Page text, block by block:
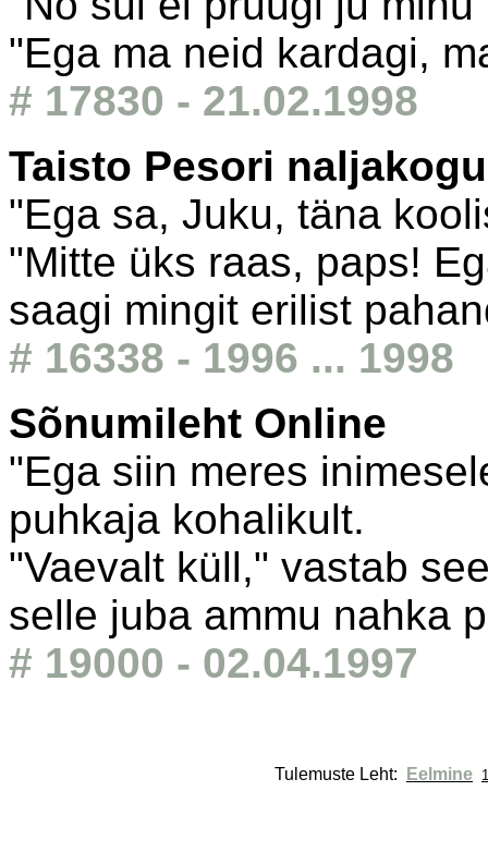
"Ega ma neid kardagi,
# 17830 - 21.02.1998
Taisto Pesori naljakogu
"Ega sa, Juku, täna
"Mitte üks raas, paps!
saagi mingit erilist
# 16338 - 1996 ... 1998
Sõnumileht Online
"Ega siin meres
puhkaja kohalikult.
"Vaevalt küll," vastab
selle juba ammu nahka
# 19000 - 02.04.1997
Tulemuste Leht: Eelmine